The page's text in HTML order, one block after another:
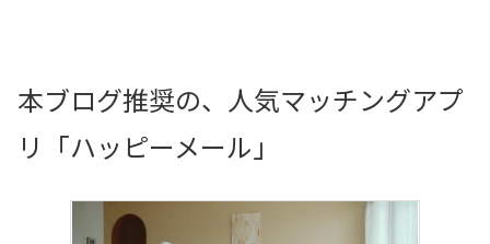
本ブログ推奨の、人気マッチングアプ
リ「ハッピーメール」